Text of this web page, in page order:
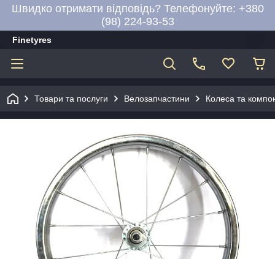
Швидко отримати відповідь? Телефонуйте: +380
(98) 224-93-53
Finetyres
Товари та послуги Велозапчастини Колеса та